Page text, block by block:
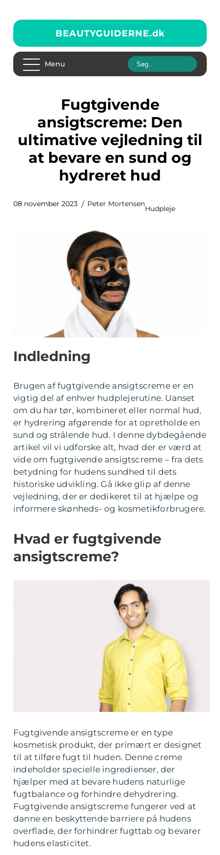
BEAUTYGUIDERNE.dk
Menu
Fugtgivende
ansigtscreme: Den
ultimative vejledning til
at bevare en sund og
hydreret hud
08 november 2023 Peter Mortensen
Hudpleje
Indledning
Brugen af fugtgivende ansigtscreme er en
vigtig del af enhver hudplejerutine. Uanset
om du har tør, kombineret eller normal hud,
er hydrering afgørende for at opretholde en
sund og strålende hud. I denne dybdegående
artikel vil vi udforske alt, hvad der er værd at
vide om fugtgivende ansigtscreme – fra dets
betydning for hudens sundhed til dets
historiske udvikling. Gå ikke glip af denne
vejledning, der er dedikeret til at hjælpe og
informere skønheds- og kosmetikforbrugere.
Hvad er fugtgivende
ansigtscreme?
Fugtgivende ansigtscreme er en type
kosmetisk produkt, der primært er designet
til at tilføre fugt til huden. Denne creme
indeholder specielle ingredienser, der
hjælper med at bevare hudens naturlige
fugtbalance og forhindre dehydrering.
Fugtgivende ansigtscreme fungerer ved at
danne en beskyttende barriere på hudens
overflade, der forhindrer fugttab og bevarer
hudens elasticitet.